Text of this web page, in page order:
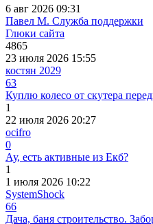
6 авг 2026 09:31
Павел М. Служба поддержки
Глюки сайта
4865
23 июля 2026 15:55
костян 2029
63
Куплю колесо от скутера
1
22 июля 2026 20:27
ocifro
0
Ау, есть активные из Екб?
1
1 июля 2026 10:22
SystemShock
66
Дача, баня строительство.